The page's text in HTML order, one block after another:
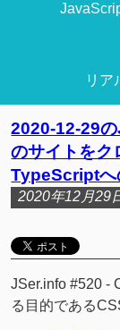
リア
2020-12-29
のサイトをク
TypeScriptへ
2020年12月29
JSer.info #520 -
る目的である